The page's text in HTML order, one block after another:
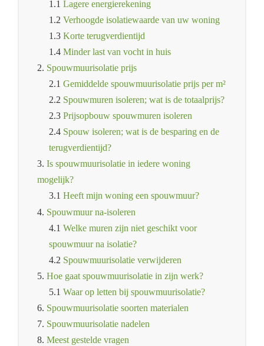
1.1 Lagere energierekening
1.2 Verhoogde isolatiewaarde van uw woning
1.3 Korte terugverdientijd
1.4 Minder last van vocht in huis
2. Spouwmuurisolatie prijs
2.1 Gemiddelde spouwmuurisolatie prijs per m²
2.2 Spouwmuren isoleren; wat is de totaalprijs?
2.3 Prijsopbouw spouwmuren isoleren
2.4 Spouw isoleren; wat is de besparing en de
terugverdientijd?
3. Is spouwmuurisolatie in iedere woning
mogelijk?
3.1 Heeft mijn woning een spouwmuur?
4. Spouwmuur na-isoleren
4.1 Welke muren zijn niet geschikt voor
spouwmuur na isolatie?
4.2 Spouwmuurisolatie verwijderen
5. Hoe gaat spouwmuurisolatie in zijn werk?
5.1 Waar op letten bij spouwmuurisolatie?
6. Spouwmuurisolatie soorten materialen
7. Spouwmuurisolatie nadelen
8. Meest gestelde vragen